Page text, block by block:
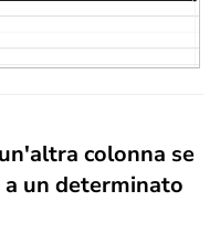
colonna se
un determinato